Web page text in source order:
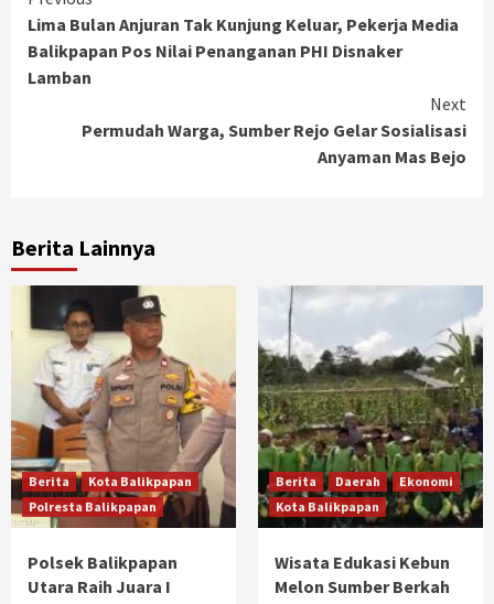
Reading
Lima Bulan Anjuran Tak Kunjung Keluar, Pekerja Media
Balikpapan Pos Nilai Penanganan PHI Disnaker
Lamban
Next
Permudah Warga, Sumber Rejo Gelar Sosialisasi
Anyaman Mas Bejo
Berita Lainnya
Berita
Kota Balikpapan
Polresta Balikpapan
Polsek Balikpapan
Utara Raih Juara I
Berita Daerah
Ekonomi
Kota Balikpapan
Wisata Edukasi Kebun
Melon Sumber Berkah